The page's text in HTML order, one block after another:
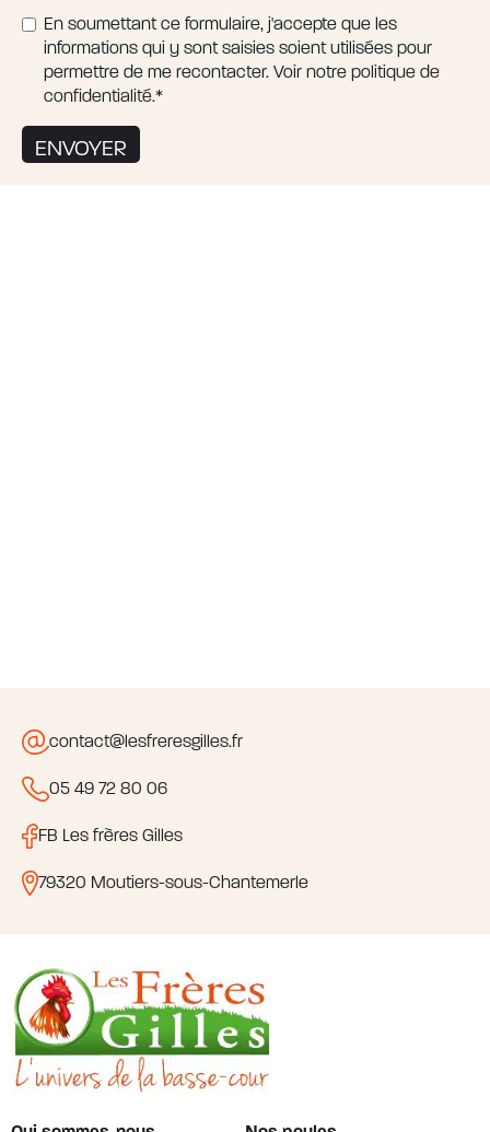
RGPD *
En soumettant ce formulaire, j'accepte que les
informations qui y sont saisies soient utilisées pour
permettre de me recontacter. Voir notre politique de
confidentialité.*
ENVOYER
contact@lesfreresgilles.fr
05 49 72 80 06
FB Les frères Gilles
79320 Moutiers-sous-Chantemerle